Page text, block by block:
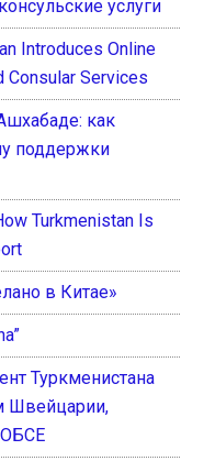
услуги
Introduces Online
Consular Services
как
поддержки
Turkmenistan Is
в Китае»
Туркменистана
Швейцарии,